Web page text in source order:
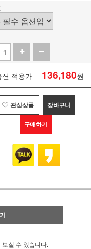
션 적용가 136,180원
관심상품 장바구니
구매하기
실 수 있습니다.